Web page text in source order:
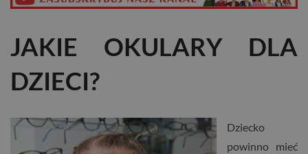
JAKIE OKULARY DLA
DZIECI?
Dziecko
powinno mieć